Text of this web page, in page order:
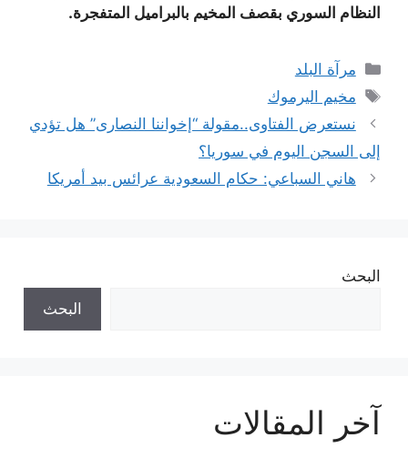
النظام السوري بقصف المخيم بالبراميل المتفجرة.
التصنيفات
مرآة البلد
الوسوم
مخيم اليرموك
نستعرض الفتاوى..مقولة “إخواننا النصارى” هل تؤدي
إلى السجن اليوم في سوريا؟
هاني السباعي: حكام السعودية عرائس بيد أمريكا
البحث
البحث
آخر المقالات